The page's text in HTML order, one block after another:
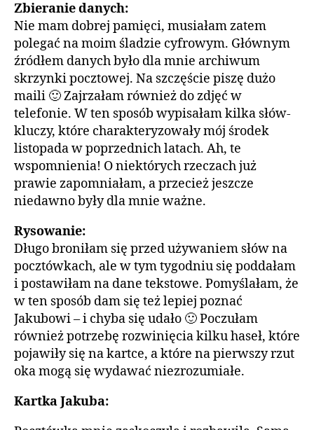
Zbieranie danych:
Nie mam dobrej pamięci, musiałam zatem
polegać na moim śladzie cyfrowym. Głównym
źródłem danych było dla mnie archiwum
skrzynki pocztowej. Na szczęście piszę dużo
maili 🙂 Zajrzałam również do zdjęć w
telefonie. W ten sposób wypisałam kilka słów-
kluczy, które charakteryzowały mój środek
listopada w poprzednich latach. Ah, te
wspomnienia! O niektórych rzeczach już
prawie zapomniałam, a przecież jeszcze
niedawno były dla mnie ważne.
Rysowanie:
Długo broniłam się przed używaniem słów na
pocztówkach, ale w tym tygodniu się poddałam
i postawiłam na dane tekstowe. Pomyślałam, że
w ten sposób dam się też lepiej poznać
Jakubowi – i chyba się udało 🙂 Poczułam
również potrzebę rozwinięcia kilku haseł, które
pojawiły się na kartce, a które na pierwszy rzut
oka mogą się wydawać niezrozumiałe.
Kartka Jakuba: